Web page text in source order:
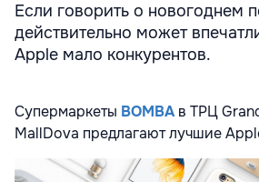
Если говорить о новогоднем
действительно может
Apple мало конкурентов.
Супермаркеты BOMBAв ТРЦ
MallDova предлагают лучшие